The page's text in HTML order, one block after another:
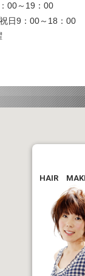
00～19：00
日9：00～18：00
HAIR